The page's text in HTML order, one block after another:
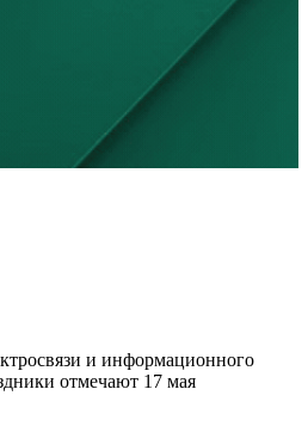
и первый заместитель
по бюджету и налогам
перспективное развитие
столкнулись два автомобиля
и информационного
отмечают 17 мая